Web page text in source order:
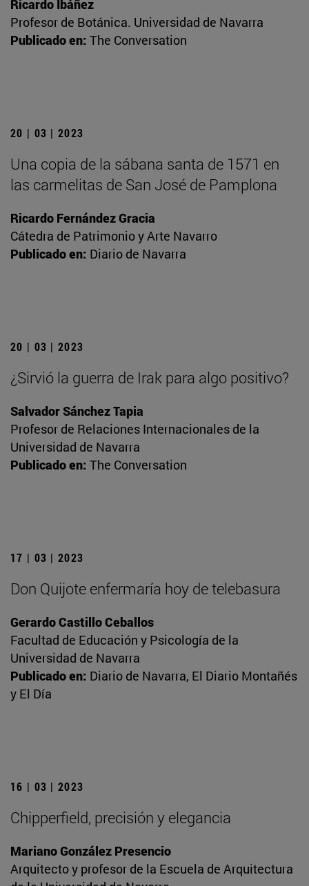
Ricardo Ibáñez
Profesor de Botánica. Universidad de Navarra
Publicado en: The Conversation
20 | 03 | 2023
Una copia de la sábana santa de 1571 en
las carmelitas de San José de Pamplona
Ricardo Fernández Gracia
Cátedra de Patrimonio y Arte Navarro
Publicado en: Diario de Navarra
20 | 03 | 2023
¿Sirvió la guerra de Irak para algo positivo?
Salvador Sánchez Tapia
Profesor de Relaciones Internacionales de la
Universidad de Navarra
Publicado en: The Conversation
17 | 03 | 2023
Don Quijote enfermaría hoy de telebasura
Gerardo Castillo Ceballos
Facultad de Educación y Psicología de la
Universidad de Navarra
Publicado en: Diario de Navarra, El Diario Montañés
y El Día
16 | 03 | 2023
Chipperfield, precisión y elegancia
Mariano González Presencio
Arquitecto y profesor de la Escuela de Arquitectura